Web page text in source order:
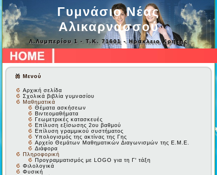
Γυμνάσιο Νέας
Αλικαρνασσού
Λ.Λυμπερίου 1 - Τ.Κ. 71601 - Ηράκλειο Κρήτης
Μενού
Αρχική σελίδα
Σχολικά βιβλία γυμνασίου
Μαθηματικά
Θέματα ασκήσεων
Βιντεομαθήματα
Γεωμετρικές κατασκευές
Επίλυση εξίσωσης 2ου βαθμού
Επίλυση γραμμικού συστήματος
Υπολογισμός της ακτίνας της Γης
Αρχείο Θεμάτων Μαθηματικών Διαγωνισμών της Ε.Μ.Ε.
Διάφορα
Πληροφορική
Προγραμματισμός με LOGO για τη Γ' τάξη
Φιλολογικά
Φυσική